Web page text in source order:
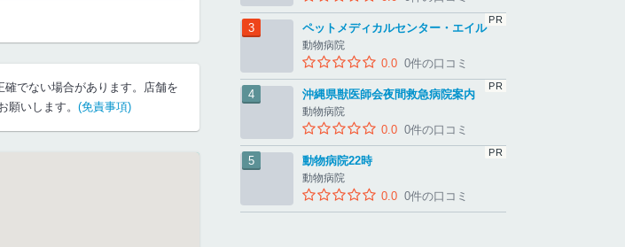
でない場合があります。店舗を
願いします。 (免責事項)
ペットメディカルセンター・エイル
動物病院
0.0 0件の口コミ
沖縄県獣医師会夜間救急病院案内
動物病院
0.0 0件の口コミ
動物病院22時
動物病院
0.0 0件の口コミ